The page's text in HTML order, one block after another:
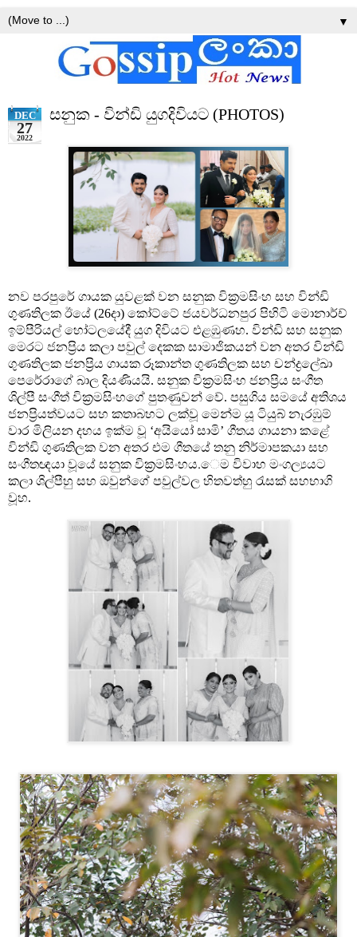
▼
DEC
27
2022
සනුක - වින්ඩි යුගදිවියට (PHOTOS)
නව පරපුරේ ගායක යුවළක් වන සනුක වික්‍රමසිංහ සහ වින්ඩි
ගුණතිලක ඊයේ (26දා) කෝට්ටේ ජයවර්ධනපුර පිහිටි මොනාර්ච්
ඉම්පීරියල් හෝටලයේදී යුග දිවියට එළඹුණහ. වින්ඩි සහ සනුක
මෙරට ජනප්‍රිය කලා පවුල් දෙකක සාමාජිකයන් වන අතර වින්ඩි
ගුණතිලක ජනප්‍රිය ගායක රූකාන්ත ගුණතිලක සහ චන්ද්‍රලේඛා
පෙරේරාගේ බාල දියණියයි. සනුක වික්‍රමසිංහ ජනප්‍රිය සංගීත
ශිල්පී සංගීත් වික්‍රමසිංහගේ පුතණුවන් වේ. පසුගිය සමයේ අතිශය
ජනප්‍රියත්වයට සහ කතාබහට ලක්වූ මෙන්ම යූ ටියුබ් නැරඹුම්
වාර මිලියන දහය ඉක්ම වූ ‘අයියෝ සාමි’ ගීතය ගායනා කළේ
වින්ඩි ගුණතිලක වන අතර එම ගීතයේ තනු නිර්මාපකයා සහ
සංගීතඥයා වූයේ සනුක වික්‍රමසිංහය.ෙම විවාහ මංගල්‍යයට
කලා ශිල්පීහු සහ ඔවුන්ගේ පවුල්වල හිතවත්හු රැසක් සහභාගි
වූහ.